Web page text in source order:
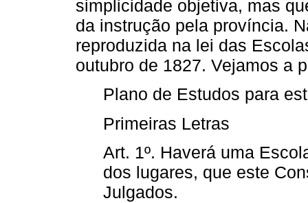
simplicidade objetiva, mas
da instrução pela província.
reproduzida na lei das
outubro de 1827. Vejamos a
Plano de Estudos para
Primeiras Letras
Art. 1º. Haverá uma
dos lugares, que este
Julgados.